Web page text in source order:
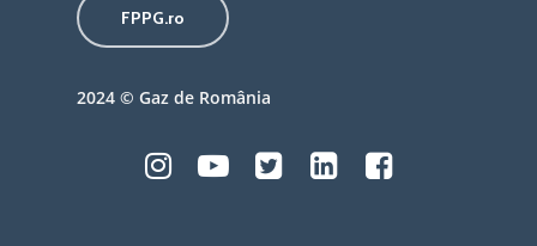
FPPG.ro
2024 © Gaz de România